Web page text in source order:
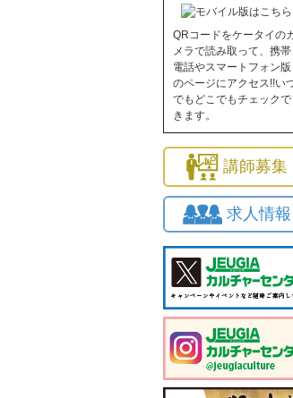
QRコードをケータイの
メラで読み取って、携帯
電話やスマートフォン版
のページにアクセス!!い
でもどこでもチェックで
きます。
講師募集
求人情報